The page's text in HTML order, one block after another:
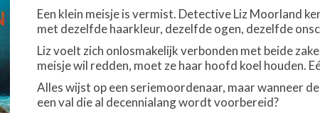
Een klein meisje is vermist. Detective Liz Moorland
met dezelfde haarkleur, dezelfde ogen, dezelfde
Liz voelt zich onlosmakelijk verbonden met beide
meisje wil redden, moet ze haar hoofd koel houden.
Alles wijst op een seriemoordenaar, maar wanneer
een val die al decennialang wordt voorbereid?